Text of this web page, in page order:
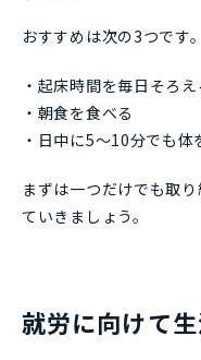
おすすめは次の3つです。
・起床時間を毎日そろえ
・朝食を食べる
・日中に5～10分でも体
まずは一つだけでも取
ていきましょう。
就労に向けて